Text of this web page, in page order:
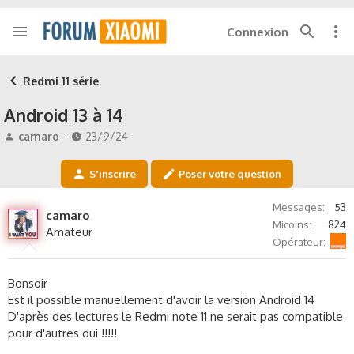
Connexion
Redmi 11 série
Android 13 à 14
A
r
d
e
l
d
i
s
c
camaro
D
e
e
é
b
23/9/24
S'inscrire Poser votre question
camaro
Amateur
Messages
53
Micoins
824
Opérateur
Bonsoir
Est il possible manuellement d'avoir la version Android 14
D'après des lectures le Redmi note 11 ne serait pas compatible
pour d'autres oui !!!!!